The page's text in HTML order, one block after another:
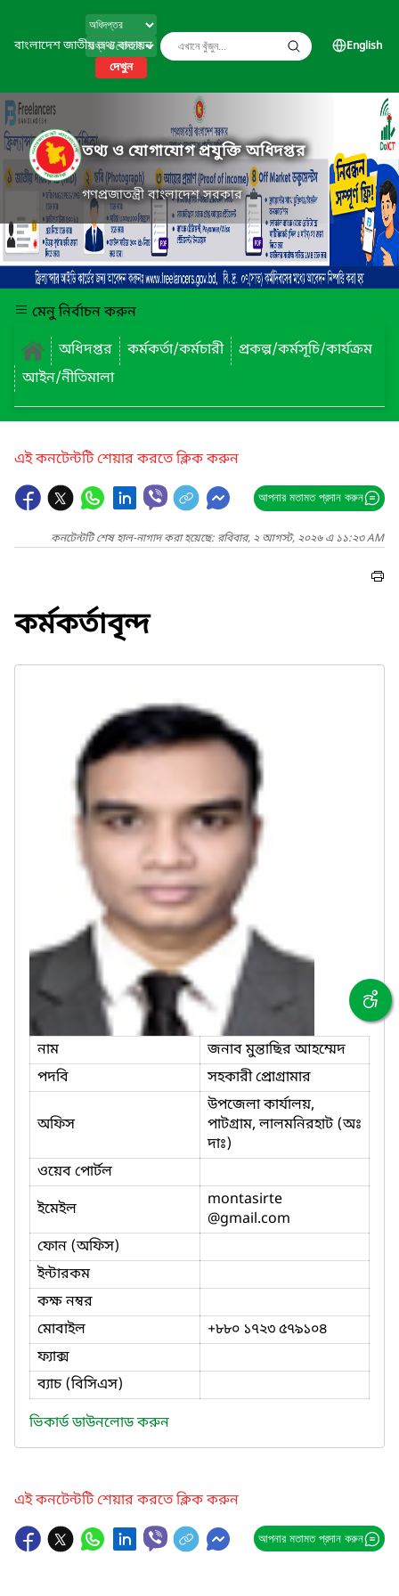
বাংলাদেশ জাতীয় তথ্য বাতায়ন
দেখুন
English
তথ্য ও যোগাযোগ প্রযুক্তি অধিদপ্তর
গণপ্রজাতন্ত্রী বাংলাদেশ সরকার
মেনু নির্বাচন করুন
অধিদপ্তর
কর্মকর্তা/কর্মচারী
প্রকল্প/কর্মসূচি/কার্যক্রম
আইন/নীতিমালা
এই কনটেন্টটি শেয়ার করতে ক্লিক করুন
আপনার মতামত প্রদান করুন
কনটেন্টটি শেষ হাল-নাগাদ করা হয়েছে: রবিবার, ২ আগস্ট, ২০২৬ এ ১১:২৩ AM
কর্মকর্তাবৃন্দ
নাম
জনাব মুন্তাছির আহম্মেদ
পদবি
সহকারী প্রোগ্রামার
অফিস
উপজেলা কার্যালয়,
পাটগ্রাম, লালমনিরহাট (অঃ
দাঃ)
ওয়েব পোর্টল
ইমেইল
montasirte
@gmail.com
ফোন (অফিস)
ইন্টারকম
কক্ষ নম্বর
মোবাইল
+৮৮০ ১৭২৩ ৫৭৯১০৪
ফ্যাক্স
ব্যাচ (বিসিএস)
ভিকার্ড ডাউনলোড করুন
এই কনটেন্টটি শেয়ার করতে ক্লিক করুন
আপনার মতামত প্রদান করুন